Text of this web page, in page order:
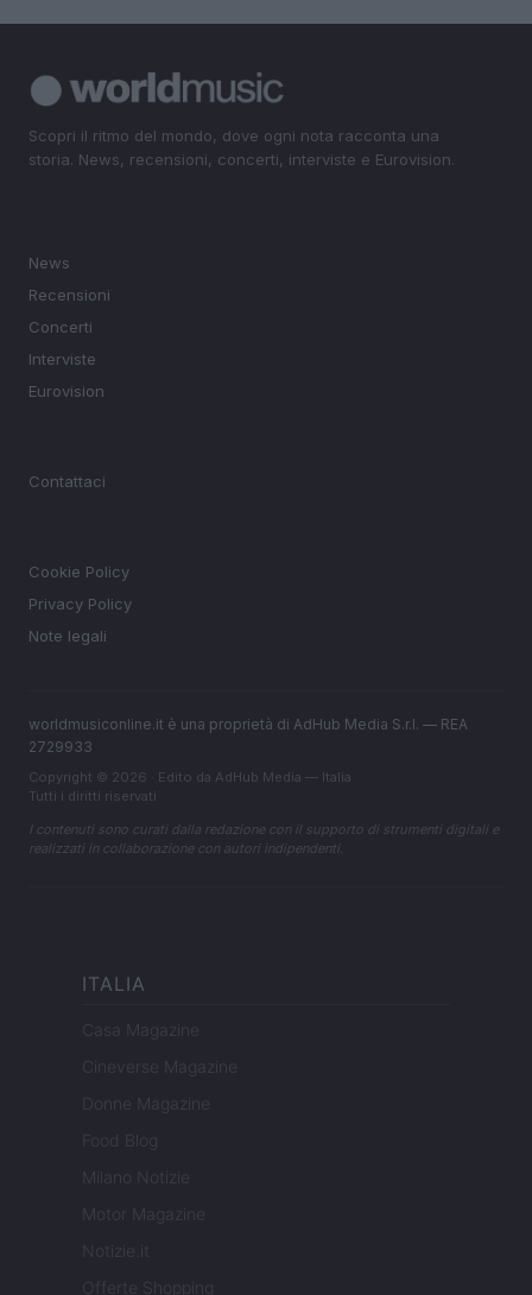
Scopri il ritmo del mondo, dove ogni nota racconta una
storia. News, recensioni, concerti, interviste e Eurovision.
News
Recensioni
Concerti
Interviste
Eurovision
Contattaci
Cookie Policy
Privacy Policy
Note legali
worldmusiconline.it è una proprietà di AdHub Media S.r.l. — REA
2729933
Copyright © 2026 · Edito da AdHub Media — Italia
Tutti i diritti riservati
I contenuti sono curati dalla redazione con il supporto di strumenti digitali e
realizzati in collaborazione con autori indipendenti.
ITALIA
Casa Magazine
Cineverse Magazine
Donne Magazine
Food Blog
Milano Notizie
Motor Magazine
Notizie.it
Offerte Shopping